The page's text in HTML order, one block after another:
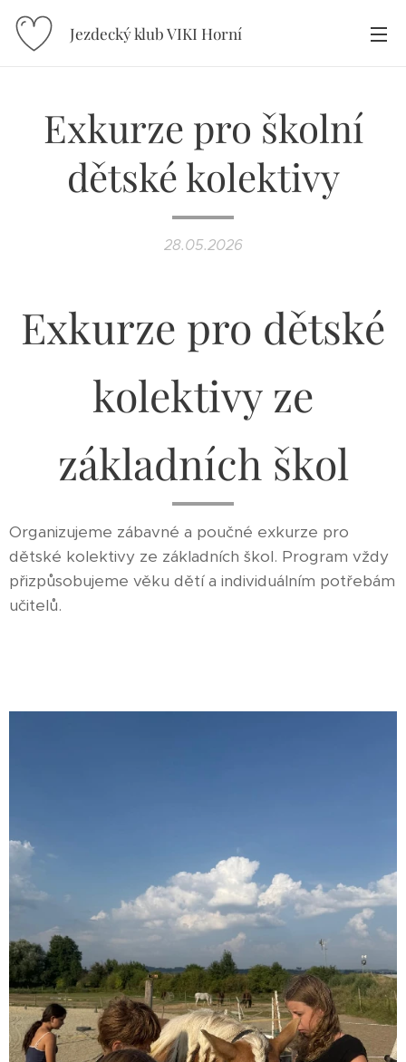
Jezdecký klub VIKI Horní
Exkurze pro školní
dětské kolektivy
28.05.2026
Exkurze pro dětské
kolektivy ze
základních škol
Organizujeme zábavné a poučné exkurze pro
dětské kolektivy ze základních škol. Program vždy
přizpůsobujeme věku dětí a individuálním potřebám
učitelů.